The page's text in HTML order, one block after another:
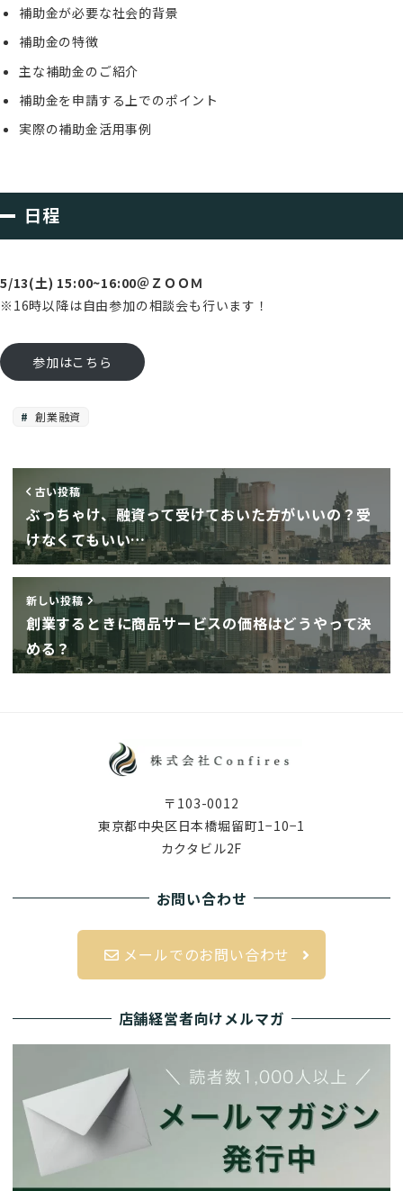
補助金が必要な社会的背景
補助金の特徴
主な補助金のご紹介
補助金を申請する上でのポイント
実際の補助金活用事例
日程
5/13(土) 15:00~16:00＠ＺＯＯＭ
※16時以降は自由参加の相談会も行います！
参加はこちら
創業融資
古い投稿
ぶっちゃけ、融資って受けておいた方がいいの？受
けなくてもいい…
新しい投稿
創業するときに商品サービスの価格はどうやって決
める？
〒103-0012
東京都中央区日本橋堀留町1−10−1
カクタビル2F
お問い合わせ
メールでのお問い合わせ
店舗経営者向けメルマガ